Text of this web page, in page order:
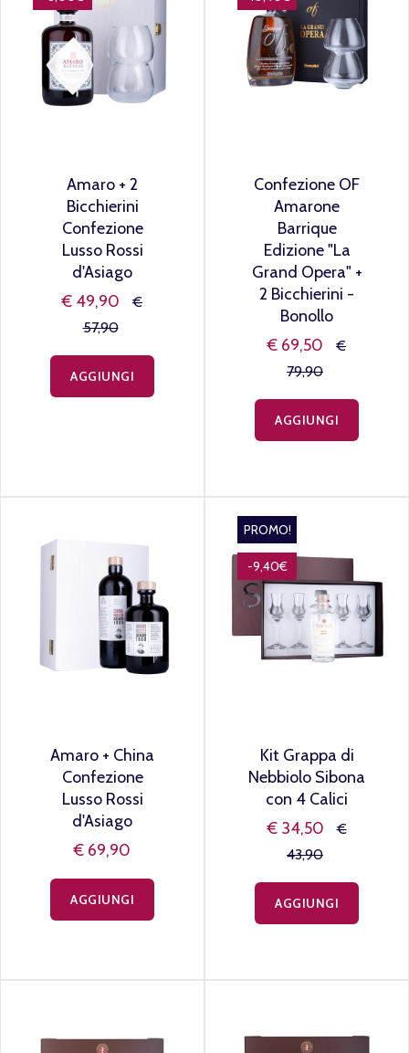
Amaro + 2
Bicchierini
Confezione
Lusso Rossi
d'Asiago
€ 49,90
€
57,90
AGGIUNGI
Confezione OF
Amarone
Barrique
Edizione "La
Grand Opera" +
2 Bicchierini -
Bonollo
€ 69,50
€
79,90
AGGIUNGI
Amaro + China
Confezione
Lusso Rossi
d'Asiago
€ 69,90
AGGIUNGI
PROMO!
-9,40€
Kit Grappa di
Nebbiolo Sibona
con 4 Calici
€ 34,50
€
43,90
AGGIUNGI